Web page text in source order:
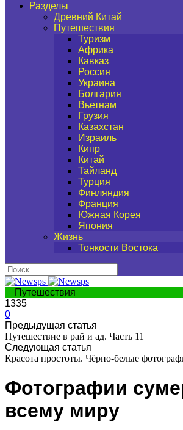
Разделы
Древний Китай
Путешествия
Туризм
Африка
Кавказ
Россия
Украина
Болгария
Вьетнам
Грузия
Казахстан
Израиль
Кипр
Китай
Тайланд
Турция
Финляндия
Франция
Южная Корея
Япония
Жизнь
Тонкости Востока
Путешествия
1335
0
Предыдущая статья
Путешествие в рай и ад. Часть 11
Следующая статья
Красота простоты. Чёрно-белые
Фотографии
всему миру